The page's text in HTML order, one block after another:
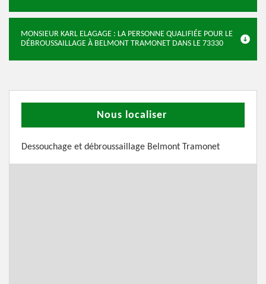
MONSIEUR KARL ELAGAGE : LA PERSONNE QUALIFIÉE POUR LE
DÉBROUSSAILLAGE À BELMONT TRAMONET DANS LE 73330
Nous localiser
Dessouchage et débroussaillage Belmont Tramonet